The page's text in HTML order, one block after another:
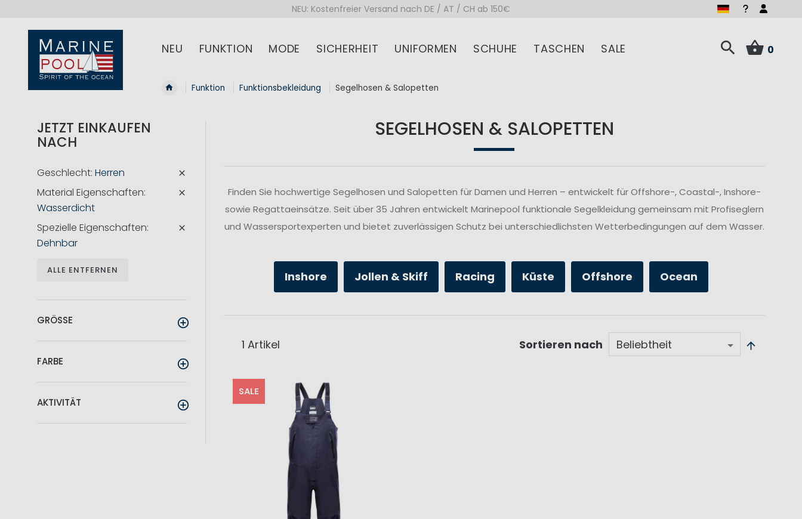
NEU: Kostenfreier Versand nach DE / AT / CH ab 150€
NEU FUNKTION MODE SICHERHEIT UNIFORMEN SCHUHE TASCHEN SALE 0
Funktion Funktionsbekleidung Segelhosen & Salopetten
SEGELHOSEN & SALOPETTEN
Finden Sie hochwertige Segelhosen und Salopetten für Damen und Herren – entwickelt für Offshore-, Coastal-, Inshore-
sowie Regattaeinsätze. Seit über 35 Jahren entwickelt Marinepool funktionale Segelkleidung gemeinsam mit Profiseglern
und Wassersportexperten und bietet zuverlässigen Schutz bei unterschiedlichsten Wetterbedingungen auf dem Wasser.
Inshore Jollen & Skiff Racing Küste Offshore Ocean
1 Artikel Sortieren nach
SALE
JETZT EINKAUFEN
NACH
Geschlecht Herren
Material Eigenschaften
Wasserdicht
Spezielle Eigenschaften
Dehnbar
ALLE ENTFERNEN
GRÖSSE
FARBE
AKTIVITÄT